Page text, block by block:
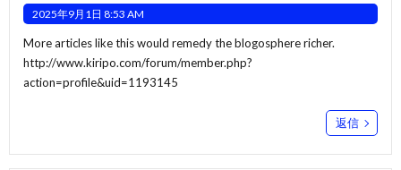
2025年9月1日 8:53 AM
More articles like this would remedy the blogosphere richer.
http://www.kiripo.com/forum/member.php?
action=profile&uid=1193145
返信